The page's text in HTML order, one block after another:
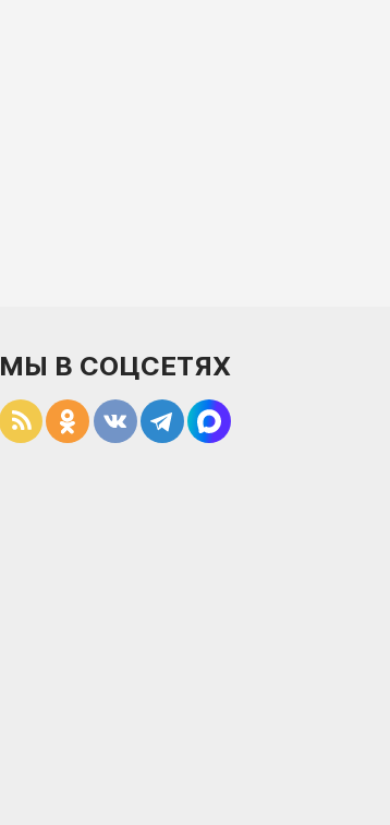
МЫ В СОЦСЕТЯХ